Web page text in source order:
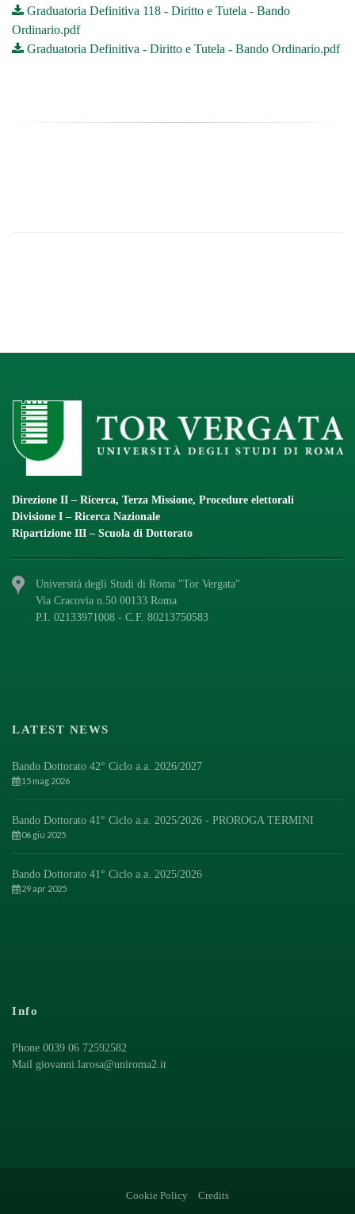
Graduatoria Definitiva 118 - Diritto e Tutela - Bando
Ordinario.pdf
Graduatoria Definitiva - Diritto e Tutela - Bando Ordinario.pdf
Direzione II – Ricerca, Terza Missione, Procedure elettorali
Divisione I – Ricerca Nazionale
Ripartizione III – Scuola di Dottorato
Università degli Studi di Roma "Tor Vergata"
Via Cracovia n.50 00133 Roma
P.I. 02133971008 - C.F. 80213750583
LATEST NEWS
Bando Dottorato 42° Ciclo a.a. 2026/2027
15 mag 2026
Bando Dottorato 41° Ciclo a.a. 2025/2026 - PROROGA TERMINI
06 giu 2025
Bando Dottorato 41° Ciclo a.a. 2025/2026
29 apr 2025
Info
Phone 0039 06 72592582
Mail giovanni.larosa@uniroma2.it
Cookie Policy Credits